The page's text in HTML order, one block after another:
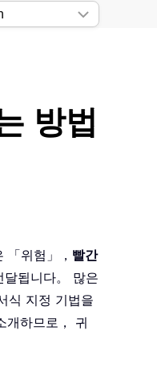
방법
「위험」， 빨간
됩니다。 많은
식 지정 기법을
개하므로， 귀